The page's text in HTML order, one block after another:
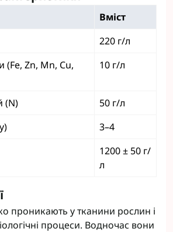
Вміст
220 г/л
(Fe, Zn, Mn, Cu,
10 г/л
(N)
50 г/л
3–4
1200 ± 50 г/
л
проникають у тканини рослин і
процеси. Водночас вони